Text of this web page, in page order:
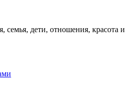
семья, дети, отношения, красота и